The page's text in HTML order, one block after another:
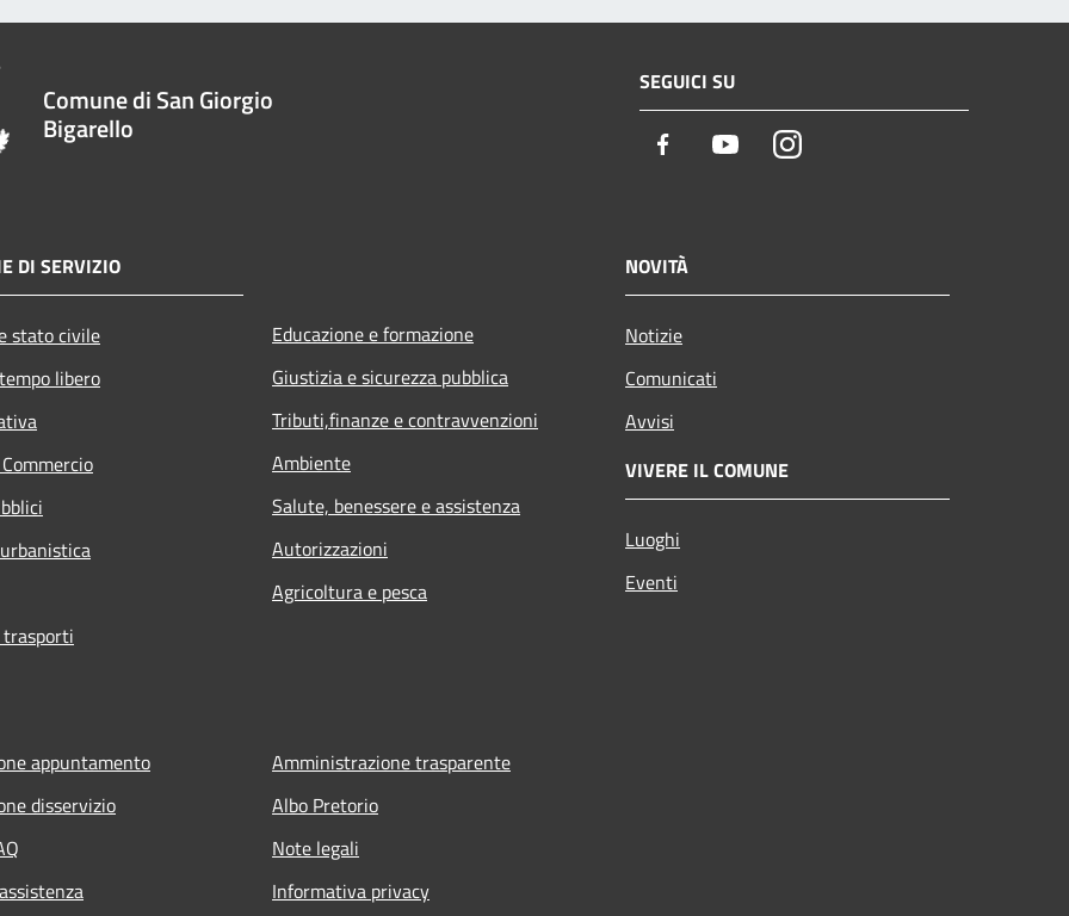
Comune di San Giorgio
Bigarello
SEGUICI SU
Facebook YoutubeInstagram
DI SERVIZIO
stato civile
libero
Educazione e formazione
Giustizia e sicurezza pubblica
Tributi,finanze e contravvenzioni
Ambiente
Salute, benessere e assistenza
Autorizzazioni
Agricoltura e pesca
NOVITÀ
Notizie
Comunicati
Avvisi
VIVERE IL COMUNE
Luoghi
Eventi
appuntamento
disservizio
Amministrazione trasparente
Albo Pretorio
Note legali
Informativa privacy